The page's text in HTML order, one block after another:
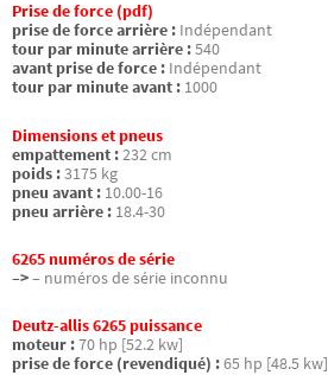
Prise de force (pdf)
prise de force arrière : Indépendant
tour par minute arrière :540
avant prise de force : Indépendant
tour par minute avant : 1000
Dimensions et pneus
empattement :232 cm
poids :3175 kg
pneu avant : 10.00-16
pneu arrière : 18.4-30
6265 numéros de série
–>– numéros de série inconnu
Deutz-allis 6265 puissance
moteur :70 hp [52.2 kw]
prise de force (revendiqué) :65 hp [48.5 kw]